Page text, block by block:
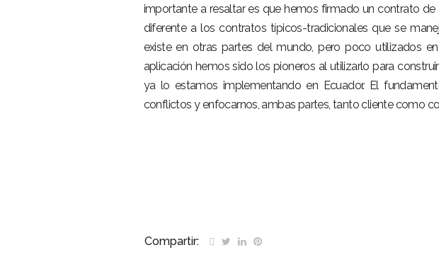
importante a resaltar es que hemos firmado un contrato
diferente a los contratos típicos-tradicionales que se
existe en otras partes del mundo, pero poco utilizados
aplicación hemos sido los pioneros al utilizarlo para
ya lo estamos implementando en Ecuador. El
conflictos y enfocarnos, ambas partes, tanto cliente como
Compartir: